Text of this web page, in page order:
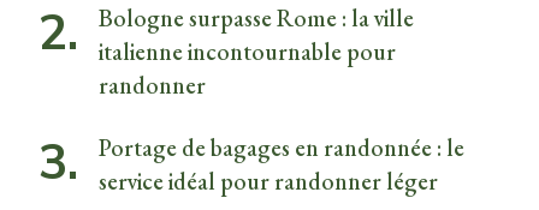
Bologne surpasse Rome : la ville
italienne incontournable pour
randonner
Portage de bagages en randonnée : le
service idéal pour randonner léger